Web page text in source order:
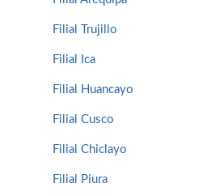
Filial Trujillo
Filial Ica
Filial Huancayo
Filial Cusco
Filial Chiclayo
Filial Piura